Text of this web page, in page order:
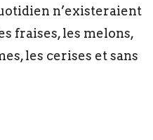
n’existeraient
fraises, les melons,
les cerises et sans